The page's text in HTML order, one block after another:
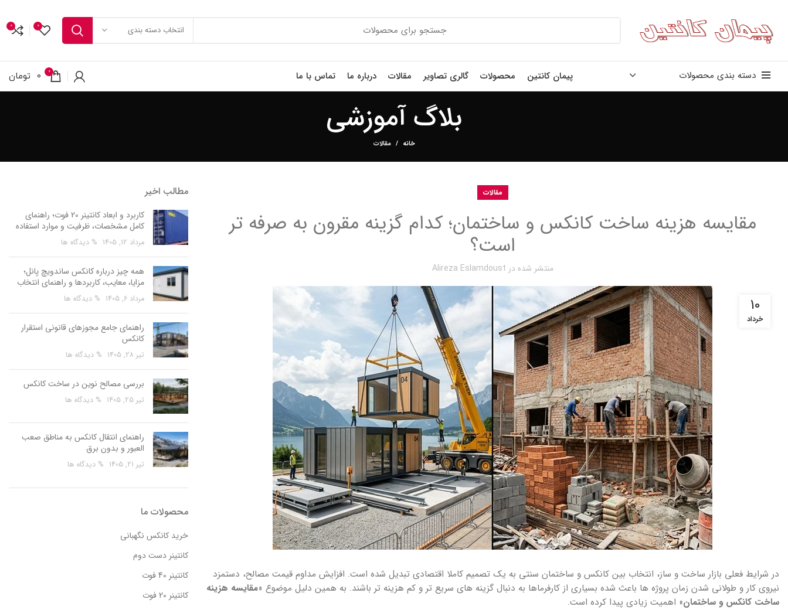
انتخاب دسته بندی 0
0
دسته بندی محصولات پیمان کانتین محصولات گالری تصاویر مقالات درباره ما تماس با ما 0
0 تومان
بلاگ آموزشی
خانه مقالات
مقالات
مقایسه هزینه ساخت کانکس و ساختمان؛ کدام گزینه مقرون به صرفه تر
است؟
منتشر شده در Alireza Eslamdoust
10
خرداد
در شرایط فعلی بازار ساخت و ساز، انتخاب بین کانکس و ساختمان سنتی به یک تصمیم کاملا اقتصادی تبدیل شده است. افزایش مداوم قیمت مصالح، دستمزد
نیروی کار و طولانی شدن زمان پروژه ها باعث شده بسیاری از کارفرماها به دنبال گزینه های سریع تر و کم هزینه تر باشند. به همین دلیل موضوع «مقایسه هزینه
ساخت کانکس و ساختمان» اهمیت زیادی پیدا کرده است.
مطالب اخیر
کاربرد و ابعاد کانتینر 20 فوت؛ راهنمای
کامل مشخصات، ظرفیت و موارد استفاده
مرداد 12, 1405 % دیدگاه ها
همه چیز درباره کانکس ساندویچ پانل؛
مزایا، معایب، کاربردها و راهنمای انتخاب
مرداد 6, 1405 % دیدگاه ها
راهنمای جامع مجوزهای قانونی استقرار
کانکس
تیر 28, 1405 % دیدگاه ها
بررسی مصالح نوین در ساخت کانکس
تیر 25, 1405 % دیدگاه ها
راهنمای انتقال کانکس به مناطق صعب
العبور و بدون برق
تیر 21, 1405 % دیدگاه ها
محصولات ما
خرید کانکس نگهبانی
کانتینر دست دوم
کانتینر 40 فوت
کانتینر 20 فوت